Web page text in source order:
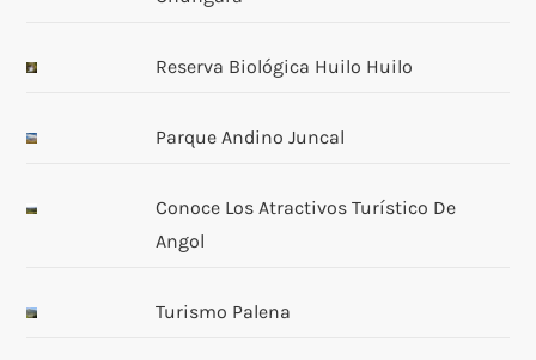
Reserva Biológica Huilo Huilo
Parque Andino Juncal
Conoce Los Atractivos Turístico De
Angol
Turismo Palena